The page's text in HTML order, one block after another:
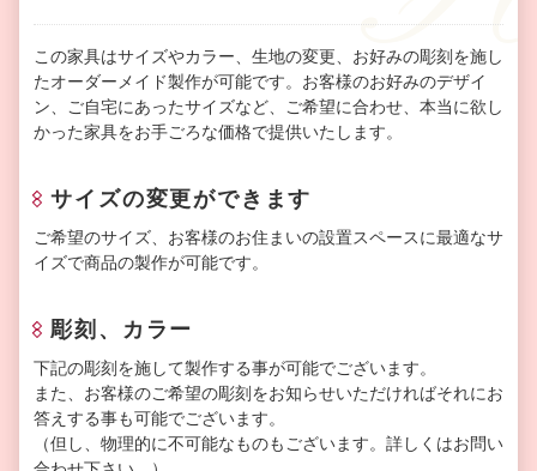
この家具はサイズやカラー、生地の変更、お好みの彫刻を施し
たオーダーメイド製作が可能です。お客様のお好みのデザイ
ン、ご自宅にあったサイズなど、ご希望に合わせ、本当に欲し
かった家具をお手ごろな価格で提供いたします。
サイズの変更ができます
ご希望のサイズ、お客様のお住まいの設置スペースに最適なサ
イズで商品の製作が可能です。
彫刻、カラー
下記の彫刻を施して製作する事が可能でございます。
また、お客様のご希望の彫刻をお知らせいただければそれにお
答えする事も可能でございます。
（但し、物理的に不可能なものもございます。詳しくはお問い